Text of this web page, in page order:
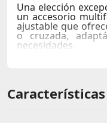
Una elección
un accesorio
ajustable que
o cruzada,
necesidades.
Características